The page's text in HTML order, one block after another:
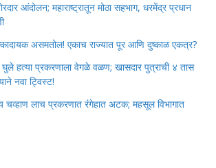
आंदोलन; महाराष्ट्रातून मोठा सहभाग, धरमेंद्र प्रधान
असमतोल! एकाच राज्यात पूर आणि दुष्काळ एकत्र?
हत्या प्रकरणाला वेगळे वळण; खासदार पुत्राची ४ तास
नवा ट्विस्ट!
लाच प्रकरणात रंगेहात अटक; महसूल विभागात